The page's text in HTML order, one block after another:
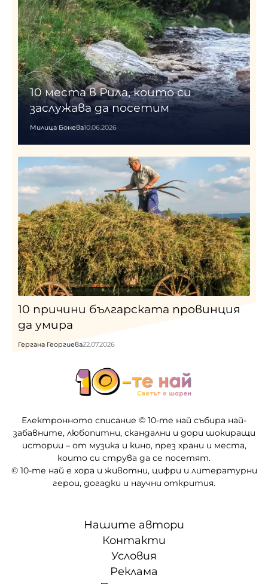
10 места в Рила, които си
заслужава да посетим
Милица Бонева10.06.2026
10 причини българската провинция
да умира
Гергана Георгиева22.07.2026
Електронното списание © 10-те най събира най-
забавните, любопитни, скандални и дори шокиращи
истории – от музика и кино, през храни и места,
които си струва да се посетят.
© 10-те най е хора и животни, цифри и литературни
герои, догадки и научни открития.
Нашите автори
Контакти
Условия
Реклама